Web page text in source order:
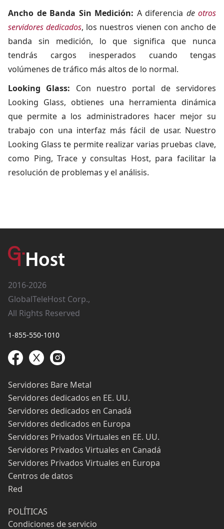
Ancho de Banda Sin Medición: A diferencia de otros
servidores dedicados, los nuestros vienen con ancho de
banda sin medición, lo que significa que nunca
tendrás cargos inesperados cuando tengas
volúmenes de tráfico más altos de lo normal.
Looking Glass: Con nuestro portal de servidores
Looking Glass, obtienes una herramienta dinámica
que permite a los administradores hacer mejor su
trabajo con una interfaz más fácil de usar. Nuestro
Looking Glass te permite realizar varias pruebas clave,
como Ping, Trace y consultas Host, para facilitar la
resolución de problemas y el análisis.
2016-2026
GlobalTeleHost Corp.,
All Rights Reserved
1-855-550-1010
Servidores Bare Metal
Servidores dedicados en EE. UU.
Servidores dedicados en Canadá
Servidores dedicados en Europa
Servidores Privados Virtuales en EE. UU.
Servidores Privados Virtuales en Canadá
Servidores Privados Virtuales en Europa
Centros de datos
Red
POLÍTICAS
Condiciones de servicio